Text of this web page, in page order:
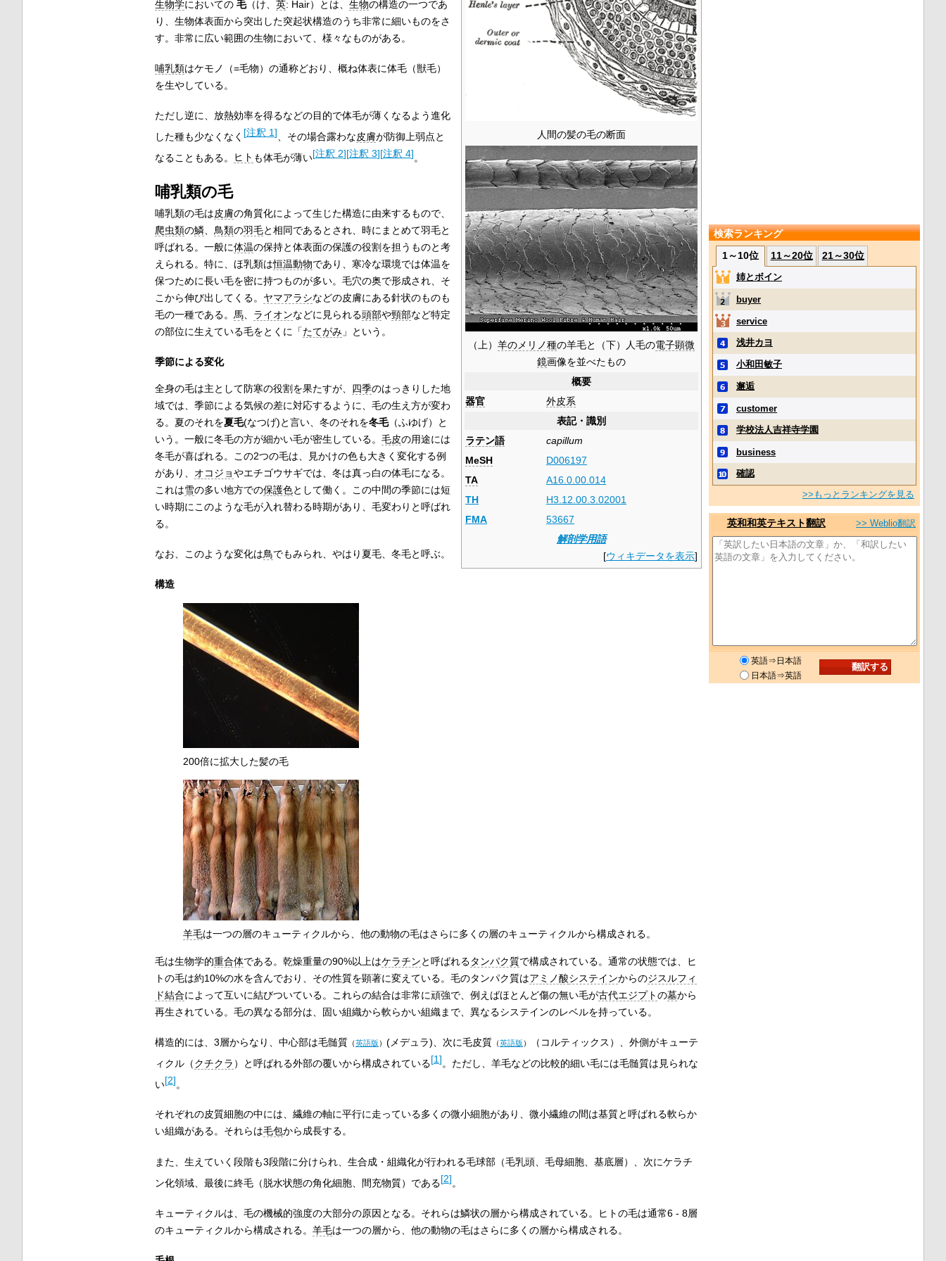
人間の髪の毛の断面
（上） 羊のメリノ種の羊毛と（下）人毛の電子顕微
鏡画像を並べたもの
概要
器官
外皮系
表記・識別
ラテン語
capillum
MeSH
D006197
TA
A16.0.00.014
TH
H3.12.00.3.02001
FMA
53667
解剖学用語
[ウィキデータを表示]
生物学においての 毛（け、 英: Hair）とは、 生物の構造の一つであ
り、生物体表面から突出した突起状構造のうち非常に細いものをさ
す。非常に広い範囲の生物において、様々なものがある。
哺乳類はケモノ（=毛物）の通称どおり、概ね体表に体毛（獣毛）
を生やしている。
ただし逆に、放熱効率を得るなどの目的で体毛が薄くなるよう進化
した種も少なくなく [注釈 1] 、その場合露わな皮膚が防御上弱点と
なることもある。
ヒト も体毛が薄い[注釈 2][注釈 3][注釈 4]。
哺乳類の毛
哺乳類の毛は皮膚の角質化によって生じた構造に由来するもので、
爬虫類の鱗、 鳥類の羽毛と相同であるとされ、時にまとめて羽毛と
呼ばれる。一般に体温の保持と体表面の保護の役割を担うものと考
えられる。特に、ほ乳類は恒温動物であり、寒冷な環境では体温を
保つために長い毛を密に持つものが多い。毛穴の奥で形成され、そ
こから伸び出してくる。 ヤマアラシなどの皮膚にある針状のものも
毛の一種である。 馬、 ライオンなどに見られる頭部や頸部など特定
の部位に生えている毛をとくに「たてがみ」という。
季節による変化
全身の毛は主として防寒の役割を果たすが、 四季のはっきりした地
域では、季節による気候の差に対応するように、毛の生え方が変わ
る。夏のそれを夏毛(なつげ)と言い、冬のそれを冬毛（ふゆげ）と
いう。一般に冬毛の方が細かい毛が密生している。 毛皮の用途には
冬毛が喜ばれる。この2つの毛は、見かけの色も大きく変化する例
があり、 オコジョやエチゴウサギでは、冬は真っ白の体毛になる。
これは雪の多い地方での保護色として働く。この中間の季節には短
い時期にこのような毛が入れ替わる時期があり、毛変わりと呼ばれ
る。
なお、このような変化は鳥でもみられ、やはり夏毛、冬毛と呼ぶ。
構造
200倍に拡大した髪の毛
羊毛は一つの層のキューティクルから、他の動物の毛はさらに多くの層のキューティクルから構成される。
毛は生物学的重合体である。乾燥重量の90%以上はケラチンと呼ばれるタンパク質で構成されている。通常の状態では、ヒ
トの毛は約10%の水を含んでおり、その性質を顕著に変えている。毛のタンパク質はアミノ酸システインからのジスルフィ
ド結合によって互いに結びついている。これらの結合は非常に頑強で、例えばほとんど傷の無い毛が古代エジプトの墓から
再生されている。毛の異なる部分は、固い組織から軟らかい組織まで、異なるシステインのレベルを持っている。
構造的には、3層からなり、中心部は毛髄質 （英語版） (メデュラ)、次に毛皮質 （英語版）
（コルティックス）、外側がキューテ
ィクル（クチクラ ）と呼ばれる外部の覆いから構成されている[1]。ただし、羊毛などの比較的細い毛には毛髄質は見られな
い[2]。
それぞれの皮質細胞の中には、繊維の軸に平行に走っている多くの微小細胞があり、微小繊維の間は基質と呼ばれる軟らか
い組織がある。それらは毛包から成長する。
また、生えていく段階も3段階に分けられ、生合成・組織化が行われる毛球部（毛乳頭、毛母細胞、基底層）、次にケラチ
ン化領域、最後に終毛（脱水状態の角化細胞、間充物質）である[2]。
キューティクルは、毛の機械的強度の大部分の原因となる。それらは鱗状の層から構成されている。ヒトの毛は通常6 - 8層
のキューティクルから構成される。 羊毛は一つの層から、他の動物の毛はさらに多くの層から構成される。
検索ランキング
1～10位
11～20位 21～30位
姉とボイン
buyer
service
浅井カヨ
小和田敏子
邂逅
customer
学校法人吉祥寺学園
business
確認
>>もっとランキングを見る
英和和英テキスト翻訳 >> Weblio翻訳
英語⇒日本語
日本語⇒英語